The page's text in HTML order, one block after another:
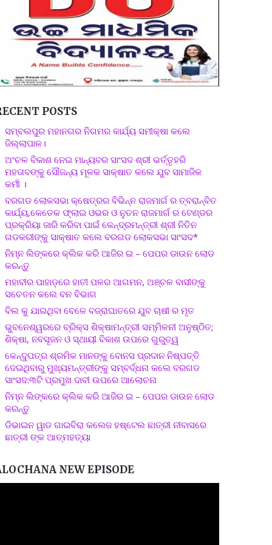
POSTS
ସମ୍ବଲପୁର ମହାନଗର ନିଗମର କାର୍ଯ୍ୟ ସମୀକ୍ଷା କଲେ
ଜିଲ୍ଲାପାଳ।
ଅଂଚଳ ବିକାଶ ନେଇ ମାନ୍ୟବର ସାଂସଦ ଶ୍ରୀ ଭର୍ତ୍ତୃହରି
ମହତାବଙ୍କୁ ସୌଜନ୍ୟ ମୂଳକ ସାକ୍ଷାତ କଲେ ଯୁବ ସାମାଜିକ
କର୍ମୀ ।
ବରଗଡ ଲୋକସଭା କ୍ଷେତ୍ରର ବିଭିନ୍ନ ରାଜମାର୍ଗ ର ତ୍ବରାନ୍ବିତ
କାର୍ଯ୍ୟ,କେତେକ ଫ୍ଲାଇ ଓଭର ଓ ନୁତନ ରାଜମାର୍ଗ ର ଟେଣ୍ଡର
ପ୍ରକ୍ରିୟା ଜାରି କରିବା ପାଇଁ କେନ୍ଦ୍ରମନ୍ତ୍ରୀ ଶ୍ରୀ ନିତିନ
ଗଡକରୀଙ୍କୁ ସାକ୍ଷାତ କଲେ ବରଗଡ ଲୋକସଭା ସାଂସଦ*
ନିମ୍ନ ଲିଙ୍କରେ କ୍ଲିକ କରି ଆଜିର ଇ – ପେପର ଡାଉନ ଲୋଡ
କରନ୍ତୁ
ମହାବୀର ପାହାଡ଼ରେ ହାତୀ ପଳର ଆଗମନ, ଅଞ୍ଚଳ ବାସୀଙ୍କୁ
ସଚେତନ କଲେ ବନ ବିଭାଗ
ବିଲ କୁ ଯାଇଥିବା ବେଳେ ବଜ୍ରାଘାତରେ ଯୁବ ଚାଷୀ ର ମୃତ
ଭୁବନେଶ୍ୱରରେ ବ୍ରିକ୍ସ ଶିକ୍ଷାମନ୍ତ୍ରୀ ସମ୍ମିଳନୀ ଅନୁଷ୍ଠିତ;
ଶିକ୍ଷା, ନବସୃଜନ ଓ ସ୍ଥାୟୀ ବିକାଶ ଉପରେ ଗୁରୁତ୍ୱ
କେନ୍ଦୁପତ୍ର ଶ୍ରମିକ ମାନଙ୍କୁ ବୋନସ ପ୍ରଦାନ ନିଷ୍ପତ୍ତି
ଦେଇଥିବାରୁ ମୁଖ୍ୟମନ୍ତ୍ରୀଙ୍କୁ ସମ୍ବର୍ଦ୍ଧନା କଲେ ବରଗଡ
ସାଂସଦ:୩ଟି ପ୍ରମୁଖ ଦାବୀ ଉପରେ ଆଲୋଚନା
ନିମ୍ନ ଲିଙ୍କରେ କ୍ଲିକ କରି ଆଜିର ଇ – ପେପର ଡାଉନ ଲୋଡ
କରନ୍ତୁ
ଡିଭାଇନ ୱାଡ ଗାଇବିରା କଲେଜ ହଷ୍ଟେଲ ଛାତ୍ରୀ ନୀବାସରେ
ଛାତ୍ରୀ ଙ୍କ ଆତ୍ମହତ୍ୟା
NEW EPISODE